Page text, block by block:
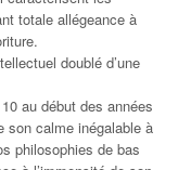
totale allégeance à
doublé d’une
au début des années
son calme inégalable à
philosophies de bas